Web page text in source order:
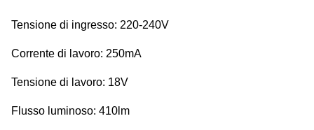
Tensione di ingresso: 220-240V
Corrente di lavoro: 250mA
Tensione di lavoro: 18V
Flusso luminoso: 410lm